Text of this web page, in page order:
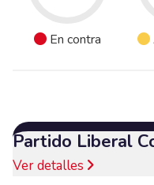
En contra
Partido Liberal
Ver detalles